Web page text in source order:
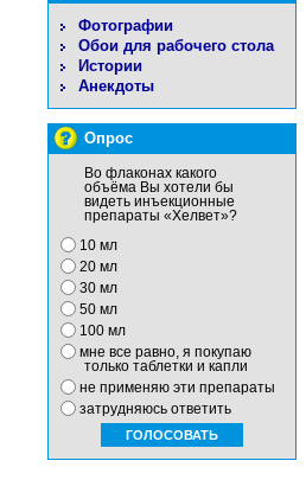
Фотографии
Обои для рабочего стола
Истории
Анекдоты
Опрос
Во флаконах какого
объёма Вы хотели бы
видеть инъекционные
препараты «Хелвет»?
10 мл
20 мл
30 мл
50 мл
100 мл
мне все равно, я покупаю
только таблетки и капли
не применяю эти препараты
затрудняюсь ответить